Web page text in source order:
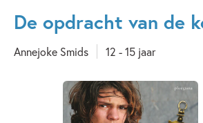
uitgevers
De opdracht van de
Annejoke Smids 12 - 15 jaar